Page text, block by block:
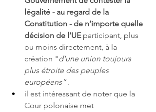
légalité - au regard de la
Constitution - de n’importe quelle
décision de l’UE participant, plus
ou moins directement, à la
création "d'une union toujours
plus étroite des peuples
européens” .
il est intéressant de noter que la
Cour polonaise met